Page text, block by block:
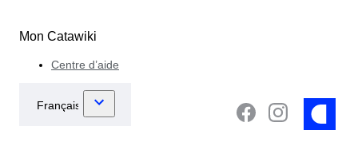
Mon Catawiki
Centre d’aide